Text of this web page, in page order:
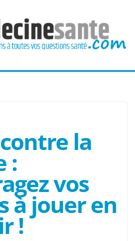
la
:
vos
à jouer en
!